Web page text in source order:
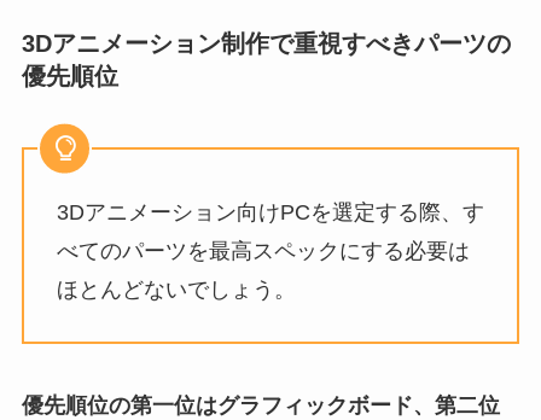
3Dアニメーション制作で重視すべきパーツの
優先順位
3Dアニメーション向けPCを選定する際、す
べてのパーツを最高スペックにする必要は
ほとんどないでしょう。
優先順位の第一位はグラフィックボード、第二位